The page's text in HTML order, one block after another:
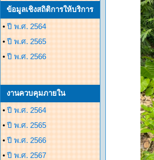
ข้อมูลเชิงสถิติการให้บริการ
• ปี พ.ศ. 2564
• ปี พ.ศ. 2565
• ปี พ.ศ. 2566
งานควบคุมภายใน
• ปี พ.ศ. 2564
• ปี พ.ศ. 2565
• ปี พ.ศ. 2566
• ปี พ.ศ. 2567